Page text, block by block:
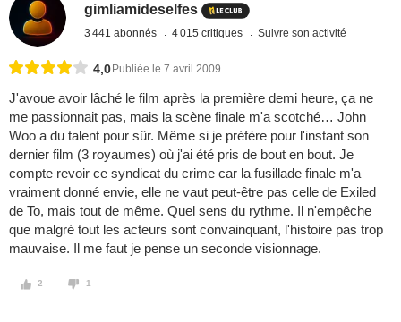
gimliamideselfes
3 441 abonnés 4 015 critiques Suivre son activité
4,0 Publiée le 7 avril 2009
J'avoue avoir lâché le film après la première demi heure, ça ne
me passionnait pas, mais la scène finale m'a scotché… John
Woo a du talent pour sûr. Même si je préfère pour l'instant son
dernier film (3 royaumes) où j'ai été pris de bout en bout. Je
compte revoir ce syndicat du crime car la fusillade finale m'a
vraiment donné envie, elle ne vaut peut-être pas celle de Exiled
de To, mais tout de même. Quel sens du rythme. Il n'empêche
que malgré tout les acteurs sont convainquant, l'histoire pas trop
mauvaise. Il me faut je pense un seconde visionnage.
2 1